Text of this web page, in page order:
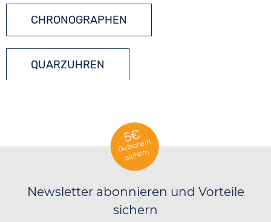
CHRONOGRAPHEN
QUARZUHREN
5€
Gutschein
sichern
Newsletter abonnieren und Vorteile
sichern